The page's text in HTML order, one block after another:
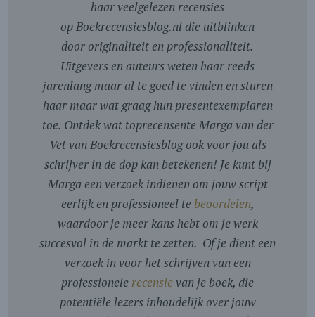
haar veelgelezen recensies
op Boekrecensiesblog.nl die uitblinken
door originaliteit en professionaliteit.
Uitgevers en auteurs weten haar reeds
jarenlang maar al te goed te vinden en sturen
haar maar wat graag hun presentexemplaren
toe. Ontdek wat toprecensente Marga van der
Vet van Boekrecensiesblog ook voor jou als
schrijver in de dop kan betekenen! Je kunt bij
Marga een verzoek indienen om jouw script
eerlijk en professioneel te beoordelen,
waardoor je meer kans hebt om je werk
succesvol in de markt te zetten. Of je dient een
verzoek in voor het schrijven van een
professionele recensievan je boek, die
potentiële lezers inhoudelijk over jouw